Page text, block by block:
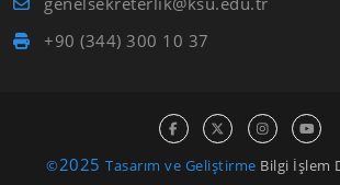
+90 (344) 300 10 37
©2025 Tasarım ve Geliştirme Bilgi İşlem